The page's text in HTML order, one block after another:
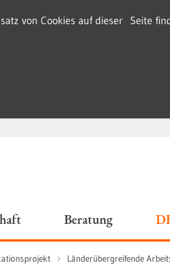
von Cookies auf dieser Seite
Beratung
Länderübergreifende